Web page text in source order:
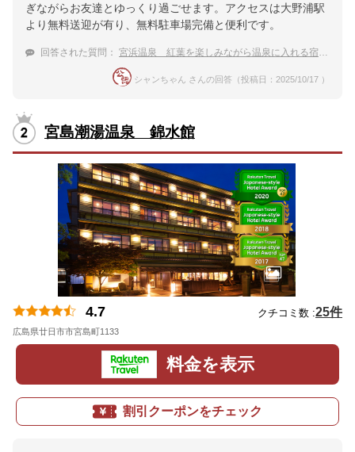
ぎながらお友達とゆっくり過ごせます。アクセスは大野浦駅
より無料送迎が有り、無料駐車場完備と便利です。
回答された質問： 宮浜温泉 紅葉を楽しみながら温泉に入れる宿のおすすめは？
シャンちゃん さんの回答（投稿日：2025/10/17 ）
宮島潮湯温泉 錦水館
4.7 クチコミ数 :25件
広島県廿日市市宮島町1133
料金を表示
割引クーポンをチェック